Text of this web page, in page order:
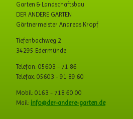
Garten & Landschaftsbau
DER ANDERE GARTEN
Gärtnermeister Andreas Kropf
Tiefenbachweg 2
34295 Edermünde
Telefon: 05603 - 71 86
Telefax: 05603 - 91 89 60
Mobil: 0163 - 718 60 00
Mail: info@der-andere-garten.de